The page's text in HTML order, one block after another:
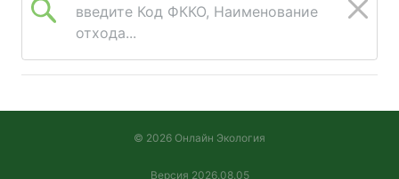
введите Код ФККО, Наименование
отхода...
© 2026 Онлайн Экология
Версия 2026.08.05